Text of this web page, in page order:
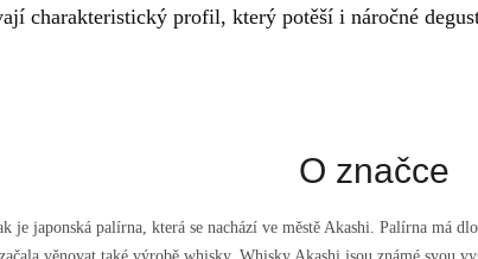
charakteristický profil, který potěší i náročné
O značce
je japonská palírna, která se nachází ve městě Akashi. Palírna má